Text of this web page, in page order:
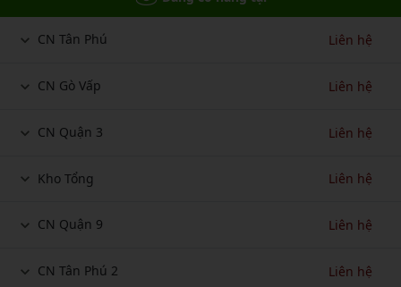
CN Tân Phú Liên hệ
CN Gò Vấp Liên hệ
CN Quận 3 Liên hệ
Kho Tổng Liên hệ
CN Quận 9 Liên hệ
CN Tân Phú 2 Liên hệ